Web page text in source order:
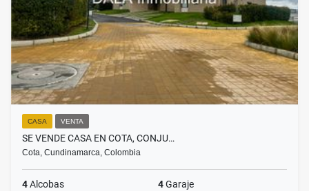
CASA VENTA
SE VENDE CASA EN COTA, CONJU…
Cota, Cundinamarca, Colombia
4Alcobas 4Garaje